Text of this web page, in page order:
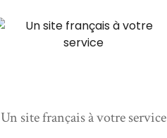
Un site français à votre service